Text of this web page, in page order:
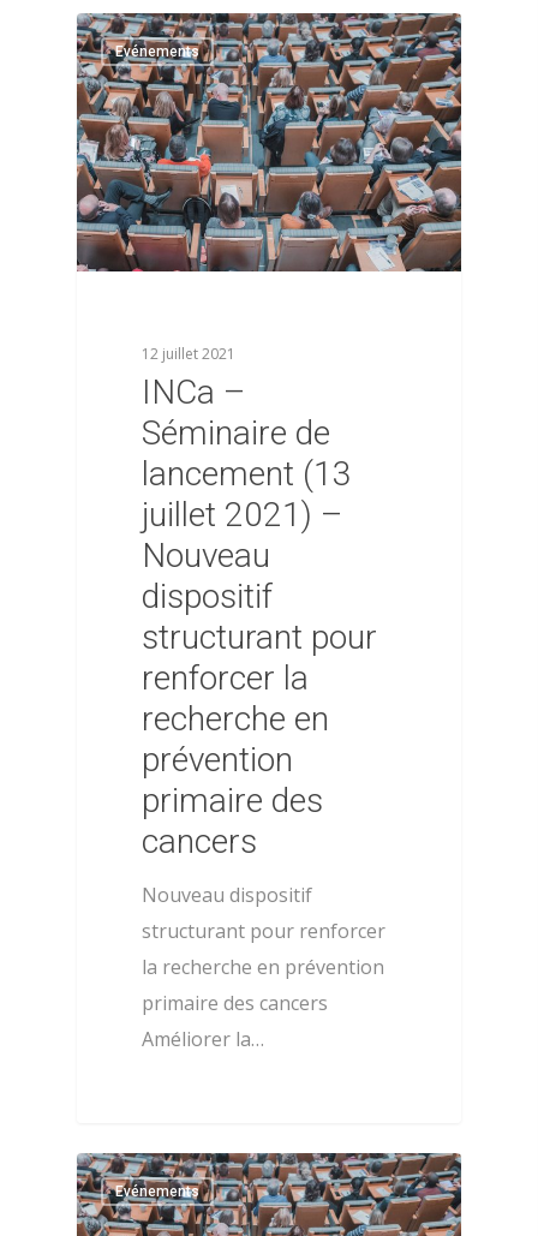
Evénements
12 juillet 2021
INCa –
Séminaire de
lancement (13
juillet 2021) –
Nouveau
dispositif
structurant pour
renforcer la
recherche en
prévention
primaire des
cancers
Nouveau dispositif
structurant pour renforcer
la recherche en prévention
primaire des cancers
Améliorer la…
0
Evénements
0